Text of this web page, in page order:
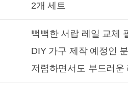
2개 세트
뻑뻑한 서랍 레일 교체
DIY 가구 제작 예정인 분
저렴하면서도 부드러운